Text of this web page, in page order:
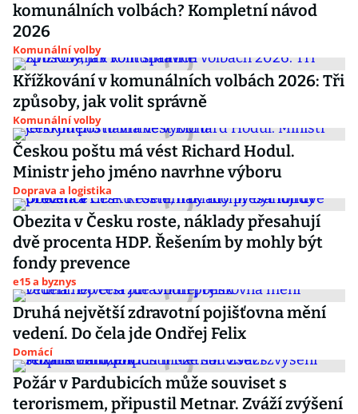
komunálních volbách? Kompletní návod
2026
Komunální volby
Křížkování v komunálních volbách 2026: Tři
způsoby, jak volit správně
Komunální volby
Českou poštu má vést Richard Hodul.
Ministr jeho jméno navrhne výboru
Doprava a logistika
Obezita v Česku roste, náklady přesahují
dvě procenta HDP. Řešením by mohly být
fondy prevence
e15 a byznys
Druhá největší zdravotní pojišťovna mění
vedení. Do čela jde Ondřej Felix
Domácí
Požár v Pardubicích může souviset s
terorismem, připustil Metnar. Zváží zvýšení